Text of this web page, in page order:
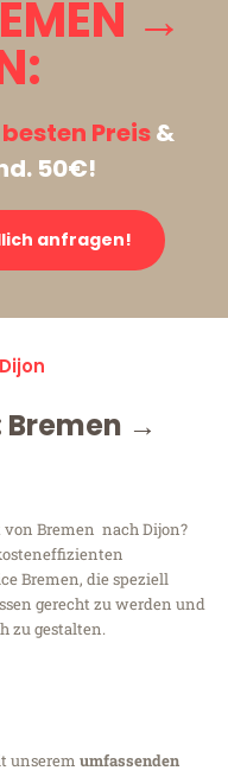
→
besten Preis&
50€!
anfragen!
Bremen →
Bremen nach Dijon?
Bremen, die speziell
gerecht zu werden und
zu gestalten.
unserem umfassenden